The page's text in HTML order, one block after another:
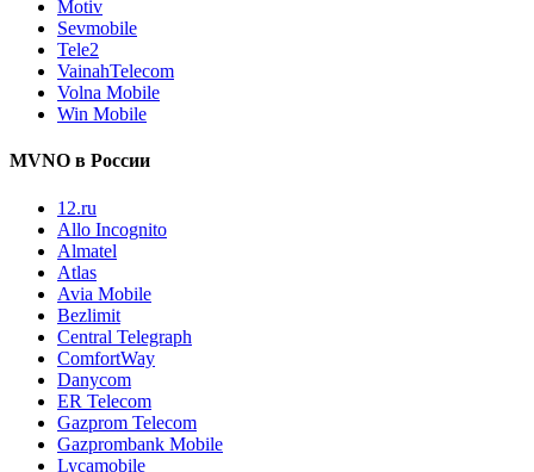
Motiv
Sevmobile
Tele2
VainahTelecom
Volna Mobile
Win Mobile
MVNO в России
12.ru
Allo Incognito
Almatel
Atlas
Avia Mobile
Bezlimit
Central Telegraph
ComfortWay
Danycom
ER Telecom
Gazprom Telecom
Gazprombank Mobile
Lycamobile